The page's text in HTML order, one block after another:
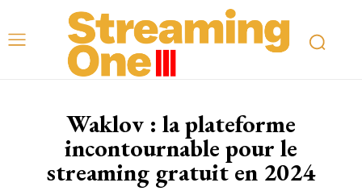
Waklov : la plateforme
incontournable pour le
streaming gratuit en 2024